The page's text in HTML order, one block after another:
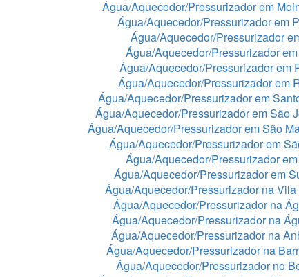
Água/Aquecedor/Pressurizador em
Água/Aquecedor/Pressurizador em
Água/Aquecedor/Pressurizador
Água/Aquecedor/Pressurizador
Água/Aquecedor/Pressurizador em
Água/Aquecedor/Pressurizador em
Água/Aquecedor/Pressurizador em
Água/Aquecedor/Pressurizador em São
Água/Aquecedor/Pressurizador em São
Água/Aquecedor/Pressurizador em
Água/Aquecedor/Pressurizador
Água/Aquecedor/Pressurizador em
Água/Aquecedor/Pressurizador na
Água/Aquecedor/Pressurizador na
Água/Aquecedor/Pressurizador na
Água/Aquecedor/Pressurizador na
Água/Aquecedor/Pressurizador na
Água/Aquecedor/Pressurizador no